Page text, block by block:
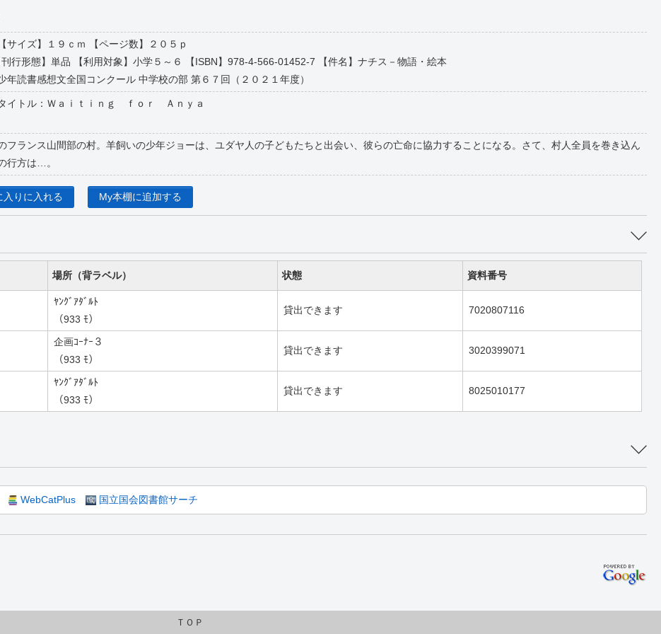
サイズ】１９ｃｍ 【ページ数】２０５ｐ
刊行形態】単品 【利用対象】小学５～６ 【ISBN】978-4-566-01452-7 【件名】ナチス－物語・絵本
年読書感想文全国コンクール 中学校の部 第６７回（２０２１年度）
タイトル：Ｗａｉｔｉｎｇ ｆｏｒ Ａｎｙａ
フランス山間部の村。羊飼いの少年ジョーは、ユダヤ人の子どもたちと出会い、彼らの亡命に協力することになる。さて、村人全員を巻き込ん
行方は…。
入りに入れる My本棚に追加する
場所（背ラベル） 状態 資料番号
ﾔﾝｸﾞｱﾀﾞﾙﾄ
（933 ﾓ）
貸出できます 7020807116
企画ｺｰﾅｰ３
（933 ﾓ）
貸出できます 3020399071
ﾔﾝｸﾞｱﾀﾞﾙﾄ
（933 ﾓ）
貸出できます 8025010177
WebCatPlus 国立国会図書館サーチ
ＴＯＰ